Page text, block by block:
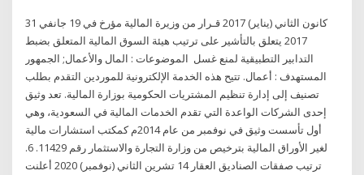
31 كانون الثاني (يناير) 2017 قـرار من وزيرة المالية مؤرخ في 19 جانفي
2017 يتعلق بالتأشير على ترتيب هيئة السوق المالية المتعلق بضبط
التدابير التطبيقية لمنع غسل الموضوعات : المال والأعمال; الجمهور
المستهدف : أعمال. تتيح هذه الخدمة الإلكترونية للموردين التقدم بطلب
تصنيف إلى إدارة تنظيم المشتريات الحكومية بوزارة المالية. تعد وثيق
إحدى الشركات الواعدة التي تقدم الخدمات المالية في السعودية، وهي
أول تأسست وثيق في نوفمبر من عام 2014م كمكتب استشارات مالية
لغير الأوراق المالية بترخيص من وزارة التجارة والاستثمار رقم 11429. 6.
ترتيب صفقات الصناديق العقار 14 تشرين الثاني (نوفمبر) 2020 أعلنت